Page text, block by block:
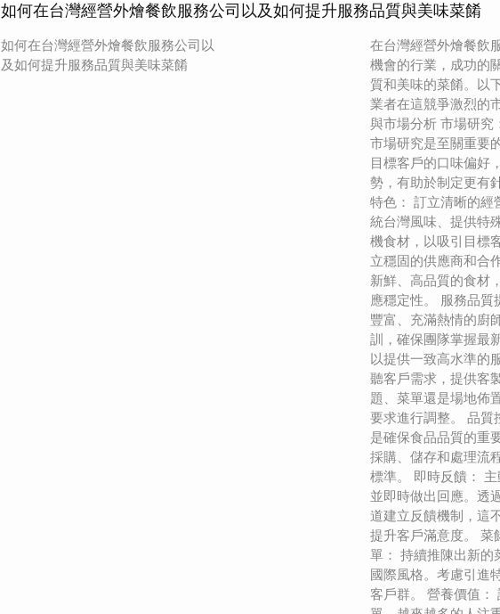
如何在台灣經營外燴餐飲服務公司以及如何提升服務品質與美味菜餚
如何在台灣經營外燴餐飲服務公司以
及如何提升服務品質與美味菜餚
在台灣經營外燴餐飲
機會的行業，成功的
質和美味的菜餚。以
業者在這競爭激烈的
與市場分析 市場研究
市場研究是至關重要
目標客戶的口味偏好
勢，有助於制定更有
特色： 訂立清晰的經
統台灣風味、提供特
機食材，以吸引目標
立穩固的供應商和合
新鮮、高品質的食材
應穩定性。 服務品質
豐富、充滿熱情的廚
訓，確保團隊掌握最
以提供一致高水準的
聽客戶需求，提供客
題、菜單還是場地佈
要求進行調整。 品質
是確保食品品質的重
採購、儲存和處理流
標準。 即時反饋：
並即時做出回應。透
道建立反饋機制，這
提升客戶滿意度。 菜
單： 持續推陳出新的
國際風格。考慮引進
客戶群。 營養價值：